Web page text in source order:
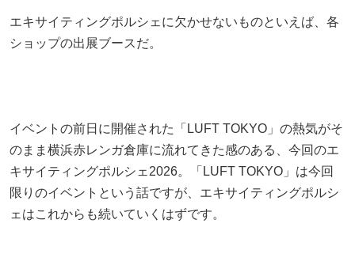
エキサイティングポルシェに欠かせないものといえば、各
ショップの出展ブースだ。
イベントの前日に開催された「LUFT TOKYO」の熱気がそ
のまま横浜赤レンガ倉庫に流れてきた感のある、今回のエ
キサイティングポルシェ2026。「LUFT TOKYO」は今回
限りのイベントという話ですが、エキサイティングポルシ
ェはこれからも続いていくはずです。